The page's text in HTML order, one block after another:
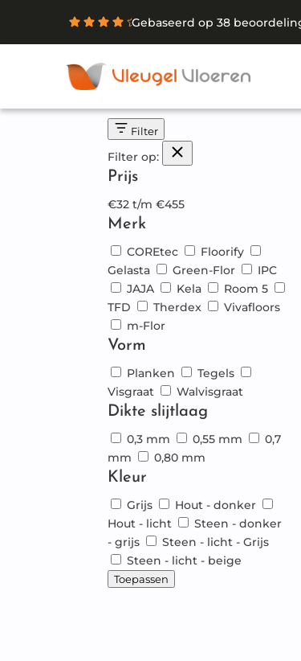
Gebaseerd op 38
Filter
Filter op:
Prijs
€32 t/m €455
Merk
COREtec
Floorify
Gelasta
Green-Flor
IPC
JAJA
Kela
Room 5
TFD
Therdex
Vivafloors
m-Flor
Vorm
Planken
Tegels
Visgraat
Walvisgraat
Dikte slijtlaag
0,3 mm 0,55 mm
0,7
mm
0,80 mm
Kleur
Grijs
Hout - donker
Hout - licht
Steen - donker
- grijs
Steen - licht - Grijs
Steen - licht - beige
Toepassen